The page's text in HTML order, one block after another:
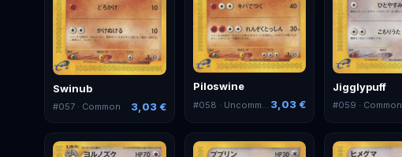
Swinub
#057 · Common 3,03 €
Piloswine
#058 · Uncommon 3,03 €
Jigglypuff
#059 · Common